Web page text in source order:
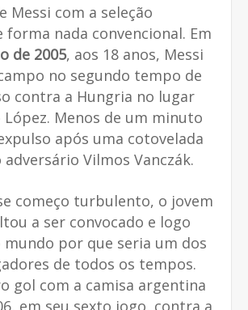
Messi com a seleção
forma nada convencional. Em
de 2005, aos 18 anos, Messi
no segundo tempo de
contra a Hungria no lugar
López. Menos de um minuto
após uma cotovelada
Vilmos Vanczák.
começo turbulento, o jovem
a ser convocado e logo
por que seria um dos
de todos os tempos.
gol com a camisa argentina
em seu sexto jogo, contra a